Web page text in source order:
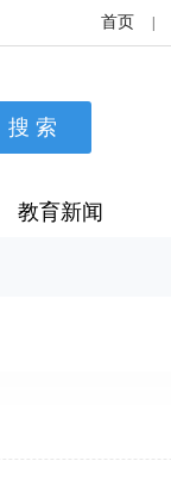
首页
教育新闻